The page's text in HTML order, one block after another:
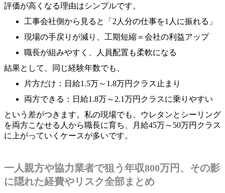
評価が高くなる理由はシンプルです。
工事会社側から見ると「2人分の仕事を1人に振れる」
現場の手戻りが減り、工期短縮＝会社の利益アップ
職長が組みやすく、人員配置も柔軟になる
結果として、同じ経験年数でも、
片方だけ：日給1.5万～1.8万円クラス止まり
両方できる：日給1.8万～2.1万円クラスに乗りやすい
という差がつきます。私の現場でも、ウレタンとシーリング
を両方こなせる人から職長に育ち、月給45万～50万円クラス
に上がっていくケースが多いです。
一人親方や協力業者で狙う年収800万円、その影
に隠れた経費やリスク全部まとめ